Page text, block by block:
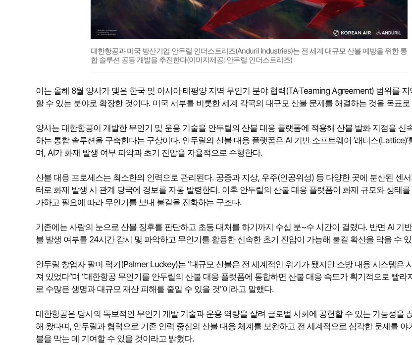
대한항공과 미국 방산기업 안두릴 인더스트리즈(Anduril Industries)는 전 세계 대규모 산불 예방을 위한 통
합 솔루션 공동 개발을 추진한다(이미지제공: 안두릴 인더스트리즈)
이는 올해 8월 양사가 맺은 한국 및 아시아·태평양 지역 무인기 분야 협력(TA·Teaming Agreement) 범위를
할 수 있는 분야로 확장한 것이다. 미국 서부를 비롯한 세계 각국의 대규모 산불 문제를 해결하는 것을 목표로
양사는 대한항공이 개발한 무인기 및 운용 기술을 안두릴의 산불 대응 플랫폼에 적용해 산불 발화 지점을 신
하는 통합 솔루션을 구축한다는 구상이다. 안두릴의 산불 대응 플랫폼은 AI 기반 소프트웨어 ‘래티스(Lattice)’
며, AI가 화재 발생 여부 파악과 초기 진압을 자율적으로 수행한다.
산불 대응 프로세스는 최소한의 인력으로 관리된다. 공중과 지상, 우주(인공위성) 등 다양한 곳에 분산된 센
터로 화재 발생 시 관계 당국에 경보를 자동 발령한다. 이후 안두릴의 산불 대응 플랫폼이 화재 규모와 상태
가하고 필요에 따라 무인기를 보내 불길을 진화하는 구조다.
기존에는 사람의 눈으로 산불 징후를 판단하고 초동 대처를 하기까지 수십 분~수 시간이 걸렸다. 반면 AI 기
불 발생 여부를 24시간 감시 및 파악하고 무인기를 활용한 신속한 초기 진압이 가능해 불길 확산을 막을 수
안두릴 창업자 팔머 럭키(Palmer Luckey)는 “대규모 산불은 전 세계적인 위기가 됐지만 소방 대응 시스템은
져 있었다”며 “대한항공 무인기를 안두릴의 산불 대응 플랫폼에 통합하면 산불 대응 속도가 획기적으로 빨라
로 수많은 생명과 대규모 재산 피해를 줄일 수 있을 것”이라고 말했다.
대한항공은 당사의 독보적인 무인기 개발 기술과 운용 역량을 살려 글로벌 사회에 공헌할 수 있는 가능성을
해 왔다며, 안두릴과 협력으로 기존 인력 중심의 산불 대응 체계를 보완하고 전 세계적으로 심각한 문제를 야
불을 막는 데 기여할 수 있을 것이라고 밝혔다.